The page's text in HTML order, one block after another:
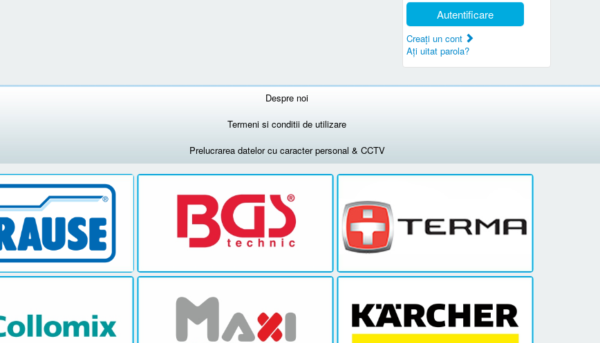
Autentificare
Creaţi un cont
Aţi uitat parola?
Despre noi
Termeni si conditii de utilizare
Prelucrarea datelor cu caracter personal & CCTV